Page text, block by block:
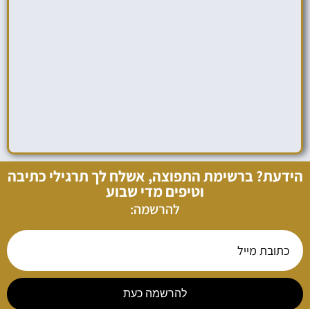
הידעת? ברשימת התפוצה, אשלח לך תרגילי כתיבה
וטיפים מדי שבוע
להרשמה:
להרשמה כעת